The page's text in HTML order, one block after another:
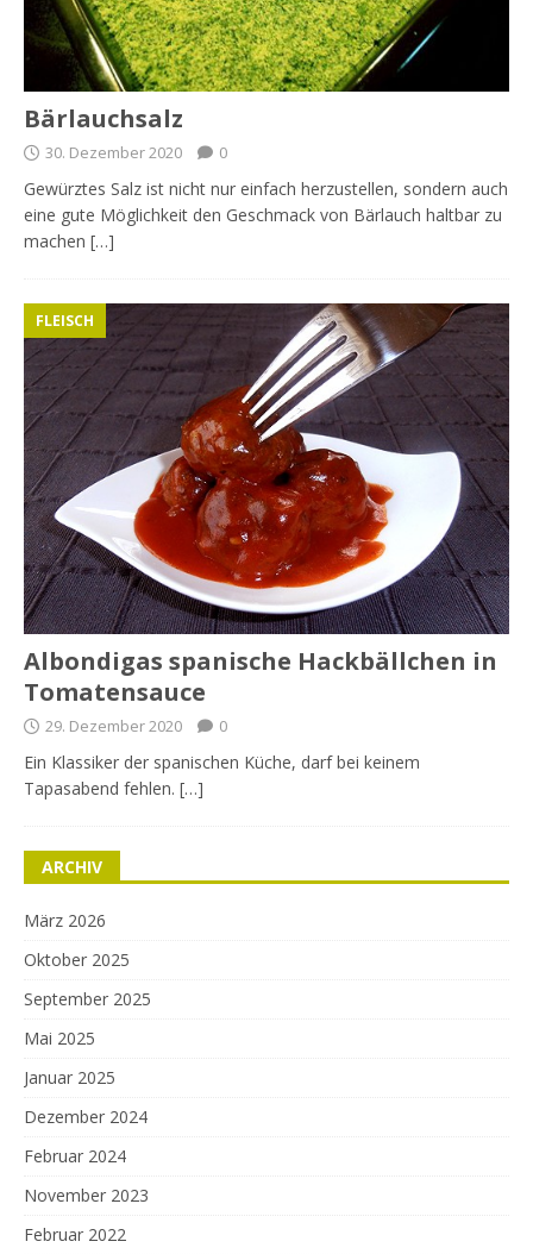
Bärlauchsalz
30. Dezember 2020 0
Gewürztes Salz ist nicht nur einfach herzustellen, sondern auch
eine gute Möglichkeit den Geschmack von Bärlauch haltbar zu
machen […]
Albondigas spanische Hackbällchen in
Tomatensauce
FLEISCH
29. Dezember 2020 0
Ein Klassiker der spanischen Küche, darf bei keinem
Tapasabend fehlen. […]
ARCHIV
März 2026
Oktober 2025
September 2025
Mai 2025
Januar 2025
Dezember 2024
Februar 2024
November 2023
Februar 2022